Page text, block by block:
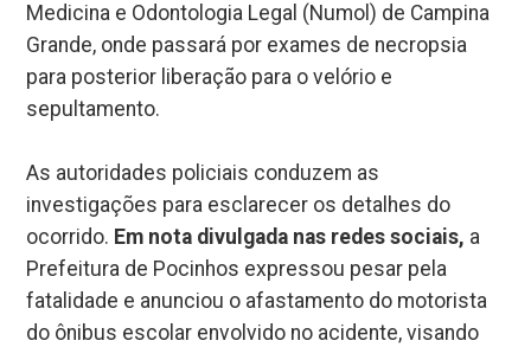
Medicina e Odontologia Legal (Numol) de Campina
Grande, onde passará por exames de necropsia
para posterior liberação para o velório e
sepultamento.
As autoridades policiais conduzem as
investigações para esclarecer os detalhes do
ocorrido. Em nota divulgada nas redes sociais, a
Prefeitura de Pocinhos expressou pesar pela
fatalidade e anunciou o afastamento do motorista
do ônibus escolar envolvido no acidente, visando